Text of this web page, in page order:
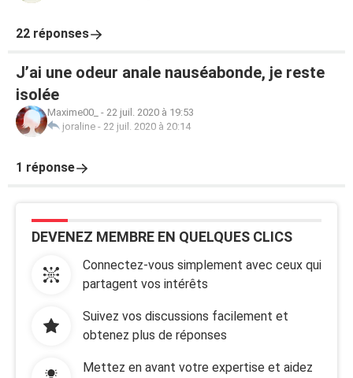
22 réponses
J’ai une odeur anale nauséabonde, je reste
isolée
Maxime00_ - 22 juil. 2020 à 19:53
joraline - 22 juil. 2020 à 20:14
1 réponse
DEVENEZ MEMBRE EN QUELQUES CLICS
Connectez-vous simplement avec ceux qui
partagent vos intérêts
Suivez vos discussions facilement et
obtenez plus de réponses
Mettez en avant votre expertise et aidez